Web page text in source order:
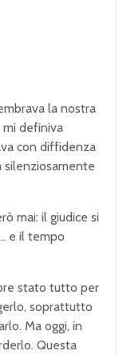
la nostra
mi definiva
con diffidenza
silenziosamente
mai: il giudice si
e il tempo
stato tutto per
soprattutto
Ma oggi, in
Questa